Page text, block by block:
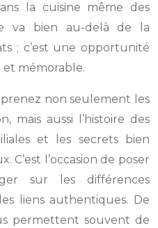
la cuisine même des
va bien au-delà de la
; c’est une opportunité
mémorable.
non seulement les
mais aussi l’histoire des
et les secrets bien
C’est l’occasion de poser
sur les différences
liens authentiques. De
permettent souvent de